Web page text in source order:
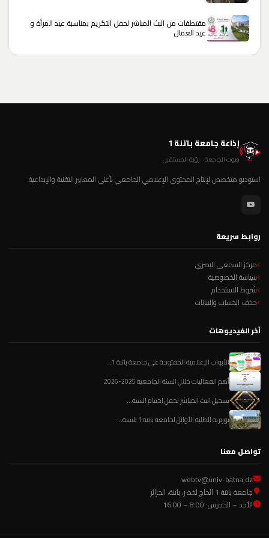
مقتطفات من البث المباشر لحفل التكريم بمناسبة عيد المرأة و
عيد العمال
إذاعة جامعة باتنة 1
صوت الجامعة - رؤية المستقبل
استوديو متخصص لإنتاج المحتوى الإعلامي الجامعي بأعلى المعايير التقنية والإبداعية.
روابط سريعة
مركز السمعي البصري
سياسة الخصوصية
شروط الاستخدام
حذف الحساب والبيانات
آخر الفيديوهات
الأبواب الإعلامية المفتوحة على جامعة باتنة 1...
أهم الفعاليات خلال السنة الجامعية 2025-2026
تسجيل البث المباشر لحفل اختتام السنة...
بورتريه الطلبة الأوائل لجامعة باتنة 1 للسنة...
تواصل معنا
webtv@univ-batna.dz
جامعة باتنة 1 الحاج لخضر، باتنة، الجزائر
الأحد – الخميس: 8:00 – 16:00